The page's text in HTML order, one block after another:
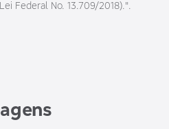
Federal No. 13.709/2018).".